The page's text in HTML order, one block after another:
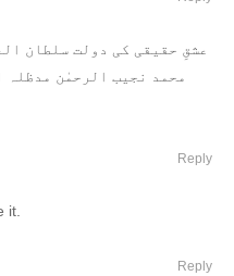
عشقِ حقیقی کی دولت سلطان
محمد نجیب الرحمٰن مدظلہ
it.
Reply
Reply